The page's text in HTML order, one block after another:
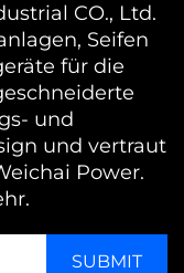
CO., Ltd.
Seifen
für die
und
und vertraut
Power.